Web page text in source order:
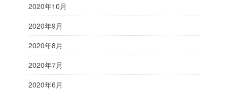
2020年10月
2020年9月
2020年8月
2020年7月
2020年6月